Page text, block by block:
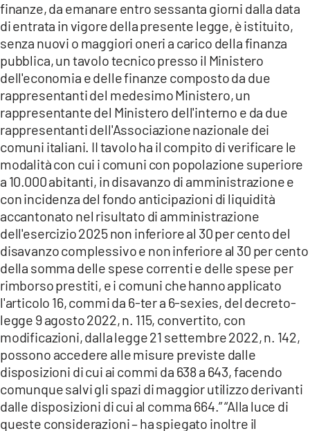
finanze, da emanare entro sessanta giorni dalla data
di entrata in vigore della presente legge, è istituito,
senza nuovi o maggiori oneri a carico della finanza
pubblica, un tavolo tecnico presso il Ministero
dell'economia e delle finanze composto da due
rappresentanti del medesimo Ministero, un
rappresentante del Ministero dell'interno e da due
rappresentanti dell'Associazione nazionale dei
comuni italiani. II tavolo ha il compito di verificare le
modalità con cui i comuni con popolazione superiore
a 10.000 abitanti, in disavanzo di amministrazione e
con incidenza del fondo anticipazioni di liquidità
accantonato nel risultato di amministrazione
dell'esercizio 2025 non inferiore al 30 per cento del
disavanzo complessivo e non inferiore al 30 per cento
della somma delle spese correnti e delle spese per
rimborso prestiti, e i comuni che hanno applicato
l'articolo 16, commi da 6-ter a 6-sexies, del decreto-
legge 9 agosto 2022, n. 115, convertito, con
modificazioni, dalla legge 21 settembre 2022, n. 142,
possono accedere alle misure previste dalle
disposizioni di cui ai commi da 638 a 643, facendo
comunque salvi gli spazi di maggior utilizzo derivanti
dalle disposizioni di cui al comma 664.” “Alla luce di
queste considerazioni – ha spiegato inoltre il